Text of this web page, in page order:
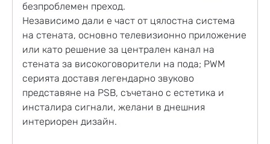
безпроблемен преход.
Независимо дали е част от цялостна система
на стената, основно телевизионно приложение
или като решение за централен канал на
стената за високоговорители на пода; PWM
серията доставя легендарно звуково
представяне на PSB, съчетано с естетика и
инсталира сигнали, желани в днешния
интериорен дизайн.